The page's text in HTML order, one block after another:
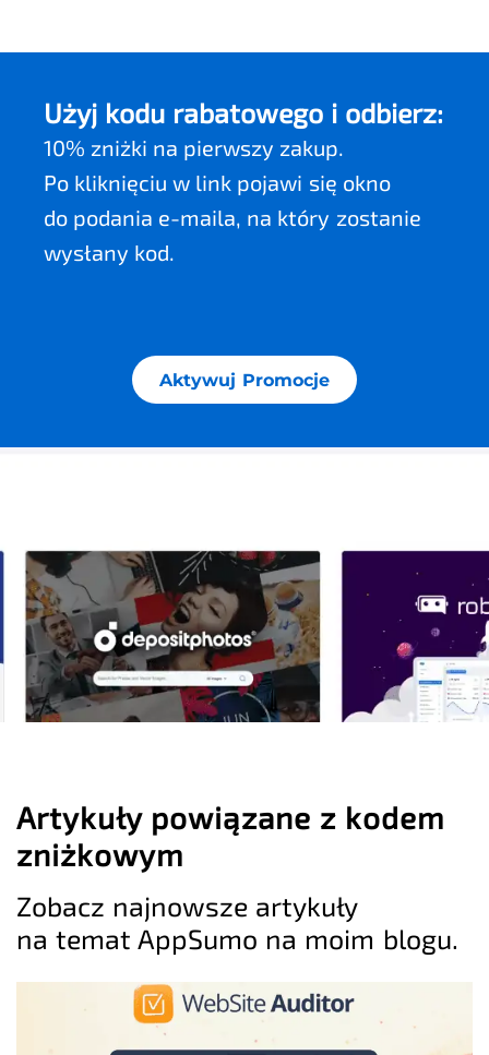
Użyj kodu rabatowego i odbierz:
10% zniżki na pierwszy zakup.
Po kliknięciu w link pojawi się okno
do podania e-maila, na który zostanie
wysłany kod.
Aktywuj Promocje
Artykuły powiązane z kodem
zniżkowym
Zobacz najnowsze artykuły
na temat AppSumo na moim blogu.